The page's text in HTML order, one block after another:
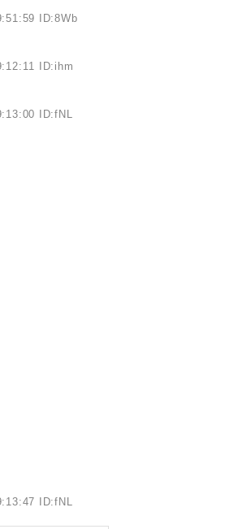
ID:8Wb
ID:ihm
ID:fNL
ID:fNL